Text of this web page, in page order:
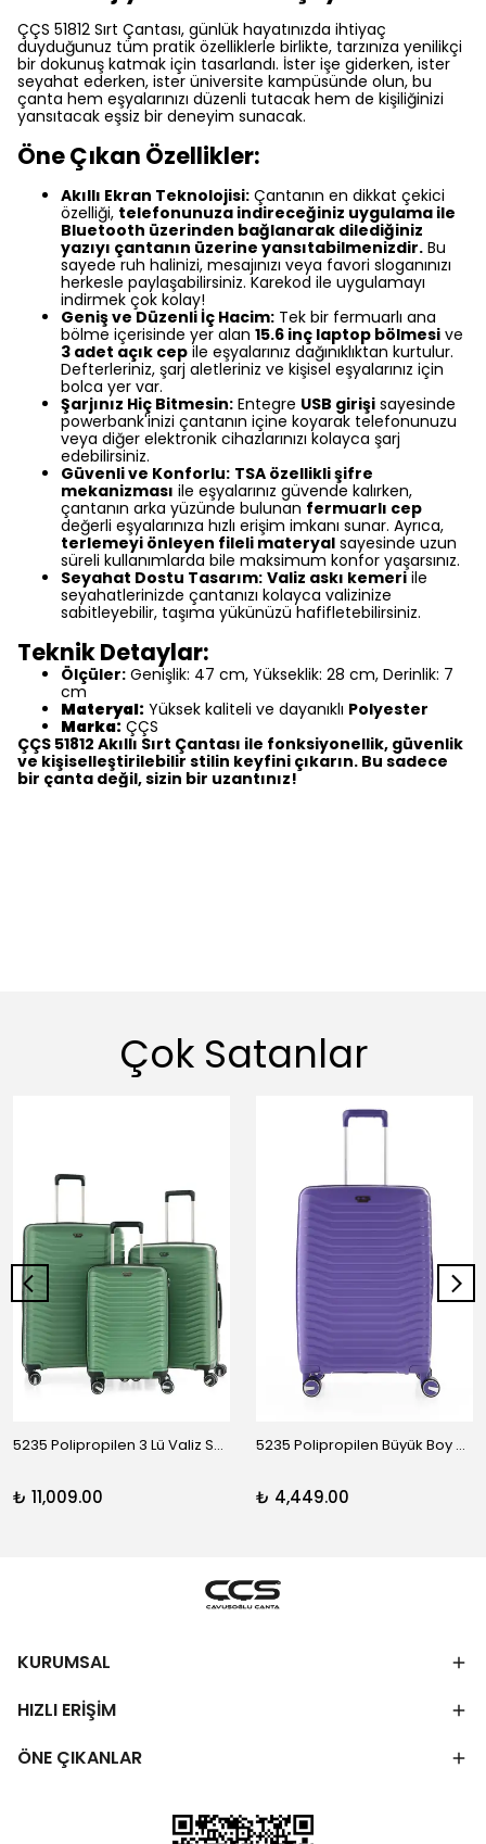
ÇÇS 51812 Sırt Çantası, günlük hayatınızda ihtiyaç
duyduğunuz tüm pratik özelliklerle birlikte, tarzınıza yenilikçi
bir dokunuş katmak için tasarlandı. İster işe giderken, ister
seyahat ederken, ister üniversite kampüsünde olun, bu
çanta hem eşyalarınızı düzenli tutacak hem de kişiliğinizi
yansıtacak eşsiz bir deneyim sunacak.
Öne Çıkan Özellikler:
Akıllı Ekran Teknolojisi: Çantanın en dikkat çekici
özelliği, telefonunuza indireceğiniz uygulama ile
Bluetooth üzerinden bağlanarak dilediğiniz
yazıyı çantanın üzerine yansıtabilmenizdir. Bu
sayede ruh halinizi, mesajınızı veya favori sloganınızı
herkesle paylaşabilirsiniz. Karekod ile uygulamayı
indirmek çok kolay!
Geniş ve Düzenli İç Hacim: Tek bir fermuarlı ana
bölme içerisinde yer alan 15.6 inç laptop bölmesi ve
3 adet açık cep ile eşyalarınız dağınıklıktan kurtulur.
Defterleriniz, şarj aletleriniz ve kişisel eşyalarınız için
bolca yer var.
Şarjınız Hiç Bitmesin: Entegre USB girişi sayesinde
powerbank'inizi çantanın içine koyarak telefonunuzu
veya diğer elektronik cihazlarınızı kolayca şarj
edebilirsiniz.
Güvenli ve Konforlu: TSA özellikli şifre
mekanizması ile eşyalarınız güvende kalırken,
çantanın arka yüzünde bulunan fermuarlı cep
değerli eşyalarınıza hızlı erişim imkanı sunar. Ayrıca,
terlemeyi önleyen fileli materyal sayesinde uzun
süreli kullanımlarda bile maksimum konfor yaşarsınız.
Seyahat Dostu Tasarım: Valiz askı kemeriile
seyahatlerinizde çantanızı kolayca valizinize
sabitleyebilir, taşıma yükünüzü hafifletebilirsiniz.
Teknik Detaylar:
Ölçüler: Genişlik: 47 cm, Yükseklik: 28 cm, Derinlik: 7
cm
Materyal: Yüksek kaliteli ve dayanıklı Polyester
Marka: ÇÇS
ÇÇS 51812 Akıllı Sırt Çantası ile fonksiyonellik, güvenlik
ve kişiselleştirilebilir stilin keyfini çıkarın. Bu sadece
bir çanta değil, sizin bir uzantınız!
Çok Satanlar
5235 Polipropilen 3 Lü Valiz Seti
₺ 11,009.00
5235 Polipropilen Büyük Boy Valiz
₺ 4,449.00
KURUMSAL
HIZLI ERİŞİM
ÖNE ÇIKANLAR